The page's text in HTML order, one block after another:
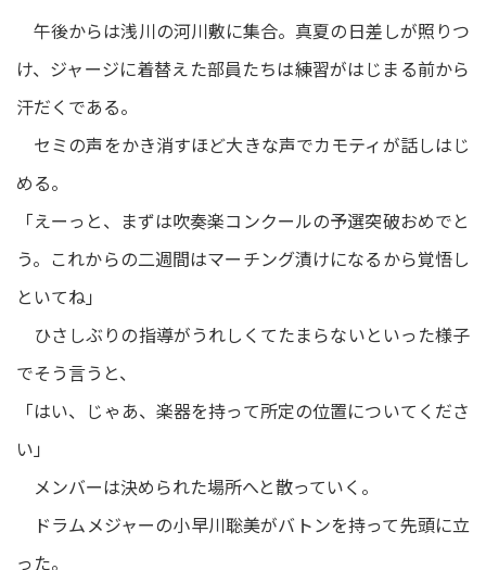
午後からは浅川の河川敷に集合。真夏の日差しが照りつ
け、ジャージに着替えた部員たちは練習がはじまる前から
汗だくである。
セミの声をかき消すほど大きな声でカモティが話しはじ
める。
「えーっと、まずは吹奏楽コンクールの予選突破おめでと
う。これからの二週間はマーチング漬けになるから覚悟し
といてね」
ひさしぶりの指導がうれしくてたまらないといった様子
でそう言うと、
「はい、じゃあ、楽器を持って所定の位置についてくださ
い」
メンバーは決められた場所へと散っていく。
ドラムメジャーの小早川聡美がバトンを持って先頭に立
った。